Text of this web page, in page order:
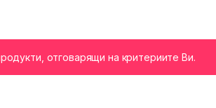
отговарящи на критериите Ви.